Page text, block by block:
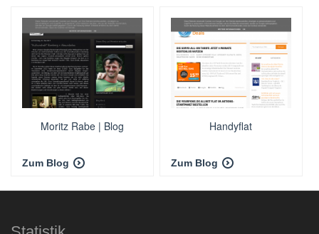
Moritz Rabe | Blog
Zum Blog
Handyflat
Zum Blog